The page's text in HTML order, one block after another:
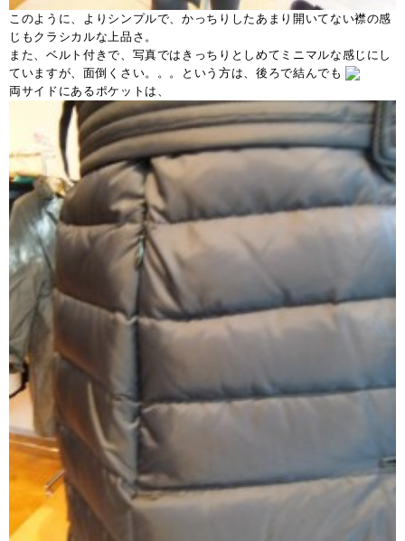
このように、よりシンプルで、かっちりしたあまり開いてない襟の感
じもクラシカルな上品さ。
また、ベルト付きで、写真ではきっちりとしめてミニマルな感じにし
ていますが、面倒くさい。。。という方は、後ろで結んでも
両サイドにあるポケットは、